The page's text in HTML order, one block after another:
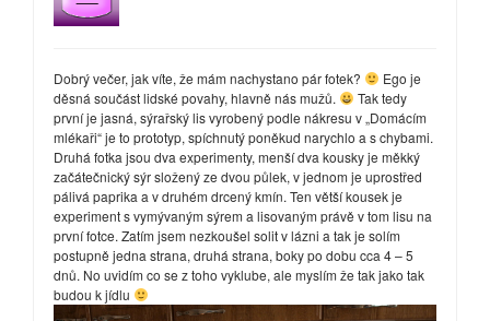
Dobrý večer, jak víte, že mám nachystano pár fotek?
Ego je
děsná součást lidské povahy, hlavně nás mužů.
Tak tedy
první je jasná, sýrařský lis vyrobený podle nákresu v „Domácím
mlékaři“ je to prototyp, spíchnutý poněkud narychlo a s chybami.
Druhá fotka jsou dva experimenty, menší dva kousky je měkký
začátečnický sýr složený ze dvou půlek, v jednom je uprostřed
pálivá paprika a v druhém drcený kmín. Ten větší kousek je
experiment s vymývaným sýrem a lisovaným právě v tom lisu na
první fotce. Zatím jsem nezkoušel solit v lázni a tak je solím
postupně jedna strana, druhá strana, boky po dobu cca 4 – 5
dnů. No uvidím co se z toho vyklube, ale myslím že tak jako tak
budou k jídlu